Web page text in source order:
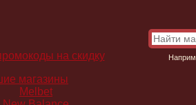
магазины
Melbet